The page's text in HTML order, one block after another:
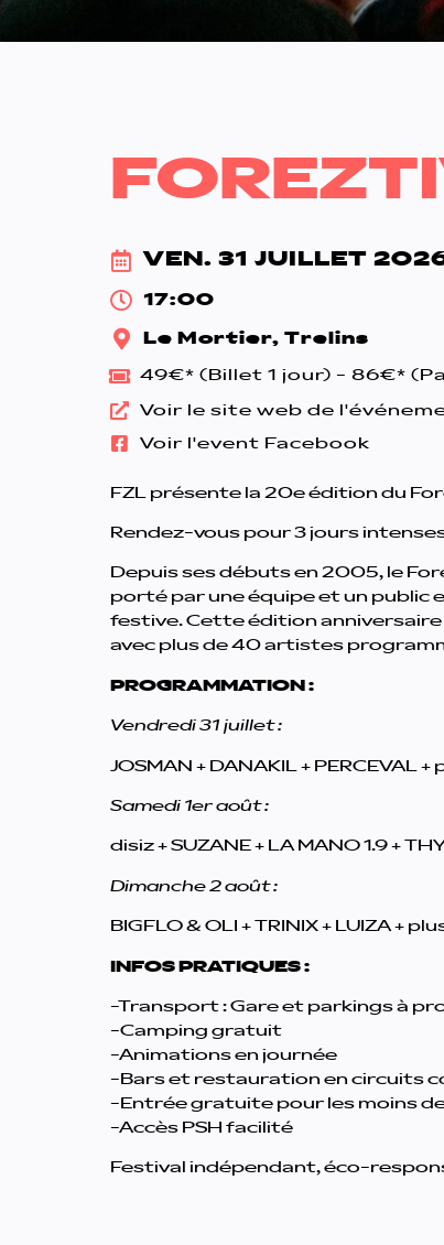
VEN. 31 JUILLET
17:00
Le Mortier, Trelins
49€* (Billet 1 jour) - 86€*
Voir le site web de
Voir l'event Facebook
FZL présente la 20e édition du
Rendez-vous pour 3 jours
Depuis ses débuts en 2005, le
porté par une équipe et un public
festive. Cette édition
avec plus de 40 artistes
PROGRAMMATION :
Vendredi 31 juillet :
JOSMAN + DANAKIL + PERCEVAL
Samedi 1er août :
disiz + SUZANE + LA MANO 1.9 +
Dimanche 2 août :
BIGFLO & OLI + TRINIX + LUIZA +
INFOS PRATIQUES :
-Transport : Gare et parkings à
-Camping gratuit
-Animations en journée
-Bars et restauration en circuits
-Entrée gratuite pour les moins de
-Accès PSH facilité
Festival indépendant, éco-